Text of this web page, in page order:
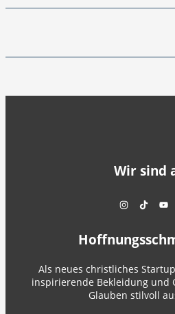
Wir sind
Als neues christliches
inspirierende Bekleidung und
Glauben stilvoll